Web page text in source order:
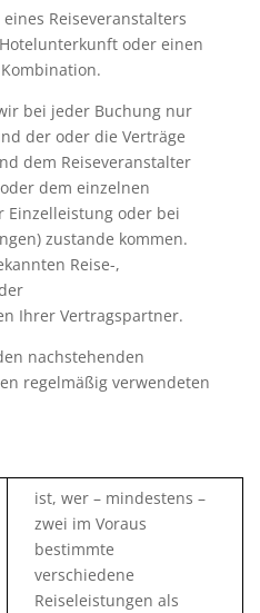
Reiseveranstalters
oder einen
bei jeder Buchung nur
der oder die Verträge
dem Reiseveranstalter
dem einzelnen
Einzelleistung oder bei
zustande kommen.
Reise-,
Ihrer Vertragspartner.
nachstehenden
regelmäßig verwendeten
ist, wer – mindestens –
zwei im Voraus
bestimmte
verschiedene
Reiseleistungen als